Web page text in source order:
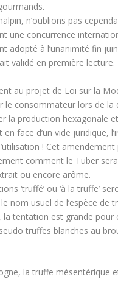
n’oublions pas
une concurrence
à l’unanimité fin
validé en première
au projet de Loi sur la
le consommateur lors de
la production hexagonale
en face d’un vide juridique,
! Cet
comment le Tuber
ou encore arôme.
‘truffé’ ou ‘à la truffe’
nom usuel de l’espèce de
la tentation est grande
truffes blanches au
la truffe mésentérique